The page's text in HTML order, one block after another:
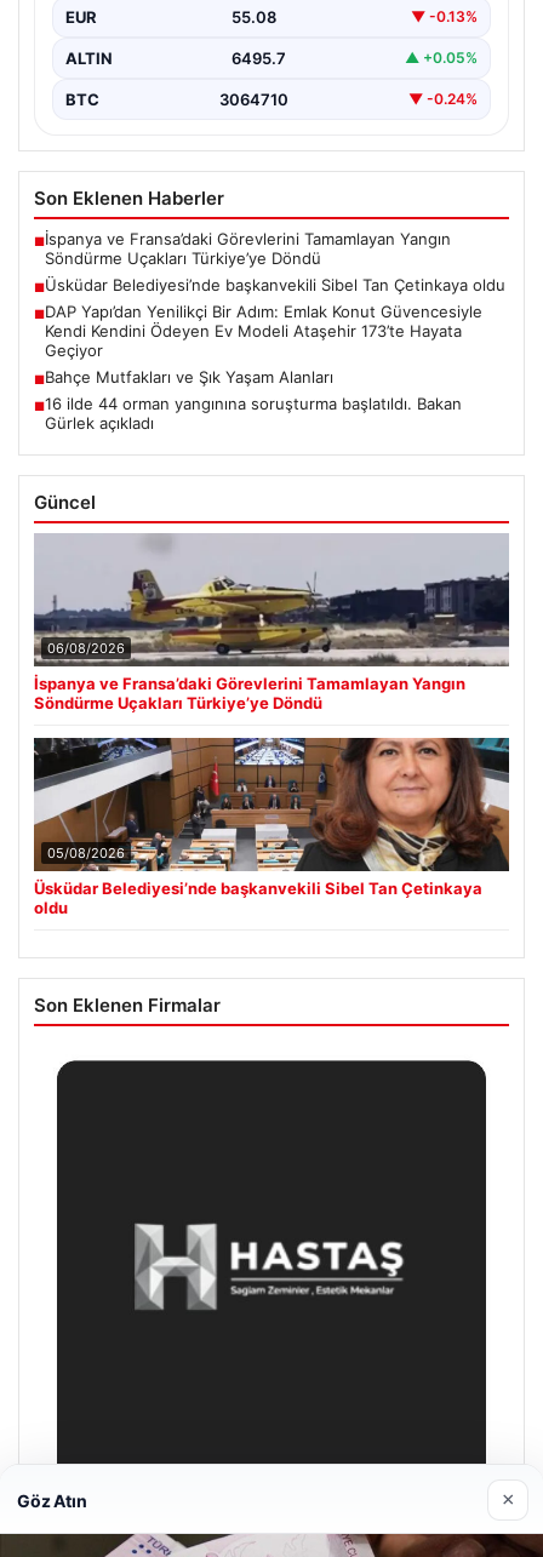
EUR 55.08 ▼ -0.13%
ALTIN 6495.7 ▲ +0.05%
BTC 3064710 ▼ -0.24%
Son Eklenen Haberler
■İspanya ve Fransa’daki Görevlerini Tamamlayan Yangın
Söndürme Uçakları Türkiye’ye Döndü
■Üsküdar Belediyesi’nde başkanvekili Sibel Tan Çetinkaya oldu
■DAP Yapı’dan Yenilikçi Bir Adım: Emlak Konut Güvencesiyle
Kendi Kendini Ödeyen Ev Modeli Ataşehir 173’te Hayata
Geçiyor
■Bahçe Mutfakları ve Şık Yaşam Alanları
■16 ilde 44 orman yangınına soruşturma başlatıldı. Bakan
Gürlek açıkladı
Güncel
06/08/2026
İspanya ve Fransa’daki Görevlerini Tamamlayan Yangın
Söndürme Uçakları Türkiye’ye Döndü
05/08/2026
Üsküdar Belediyesi’nde başkanvekili Sibel Tan Çetinkaya
oldu
Son Eklenen Firmalar
Enes Kaplan Avukatlık Bürosu
Göz Atın ×